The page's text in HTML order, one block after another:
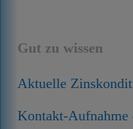
Gut zu wissen
Aktuelle
Kontakt-Aufnahme